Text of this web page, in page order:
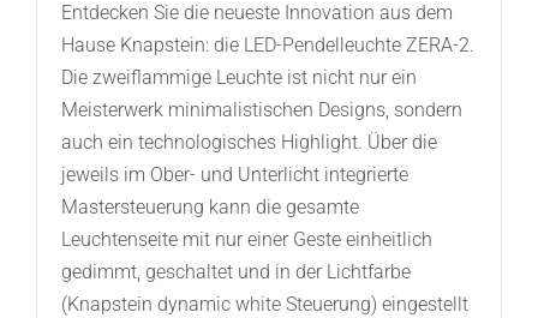
Entdecken Sie die neueste Innovation aus dem
Hause Knapstein: die LED-Pendelleuchte ZERA-2.
Die zweiflammige Leuchte ist nicht nur ein
Meisterwerk minimalistischen Designs, sondern
auch ein technologisches Highlight. Über die
jeweils im Ober- und Unterlicht integrierte
Mastersteuerung kann die gesamte
Leuchtenseite mit nur einer Geste einheitlich
gedimmt, geschaltet und in der Lichtfarbe
(Knapstein dynamic white Steuerung) eingestellt